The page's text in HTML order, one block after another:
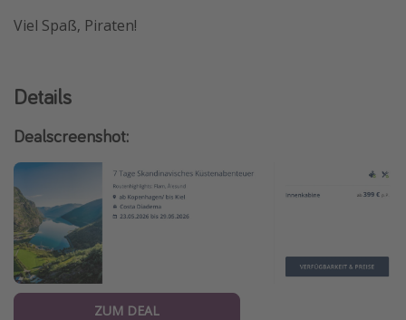
Bahnreisen in der Schweiz
Travel Know How
Silvesterreisen
Last Minute Urlaub Deutschland
Viel Spaß, Piraten!
Details
Dealscreenshot:
ZUM DEAL